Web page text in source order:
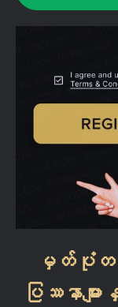
မှတ်ပုံတင်
ပြဿနာမျ